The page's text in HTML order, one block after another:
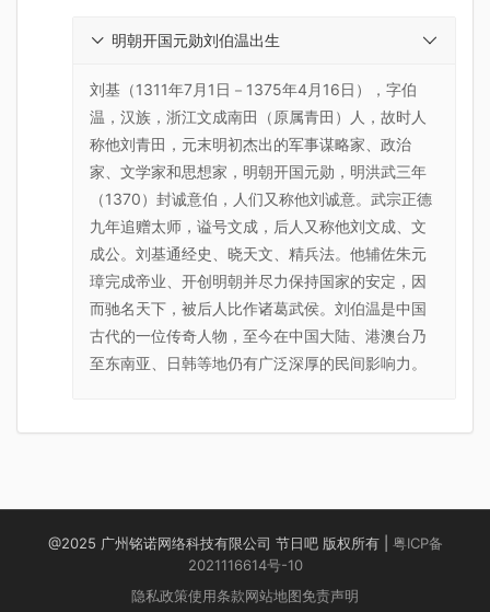
明朝开国元勋刘伯温出生
刘基（1311年7月1日－1375年4月16日），字伯
温，汉族，浙江文成南田（原属青田）人，故时人
称他刘青田，元末明初杰出的军事谋略家、政治
家、文学家和思想家，明朝开国元勋，明洪武三年
（1370）封诚意伯，人们又称他刘诚意。武宗正德
九年追赠太师，谥号文成，后人又称他刘文成、文
成公。刘基通经史、晓天文、精兵法。他辅佐朱元
璋完成帝业、开创明朝并尽力保持国家的安定，因
而驰名天下，被后人比作诸葛武侯。刘伯温是中国
古代的一位传奇人物，至今在中国大陆、港澳台乃
至东南亚、日韩等地仍有广泛深厚的民间影响力。
@2025 广州铭诺网络科技有限公司 节日吧 版权所有 | 粤ICP备
2021116614号-10
隐私政策使用条款网站地图免责声明